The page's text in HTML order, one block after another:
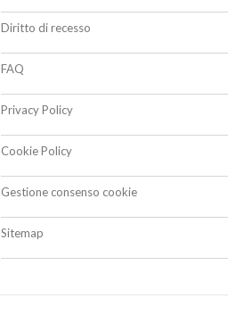
Diritto di recesso
FAQ
Privacy Policy
Cookie Policy
Gestione consenso cookie
Sitemap